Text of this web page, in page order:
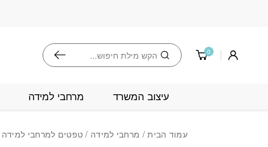
0 חיפוש
עיצוב המשרד מרחבי למידה
עמוד הבית/ מרחבי למידה / טפטים למרחבי למידה